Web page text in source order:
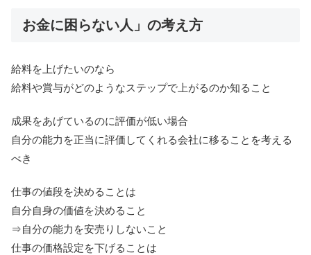
お金に困らない人」の考え方
給料を上げたいのなら
給料や賞与がどのようなステップで上がるのか知ること
成果をあげているのに評価が低い場合
自分の能力を正当に評価してくれる会社に移ることを考える
べき
仕事の値段を決めることは
自分自身の価値を決めること
⇒自分の能力を安売りしないこと
仕事の価格設定を下げることは